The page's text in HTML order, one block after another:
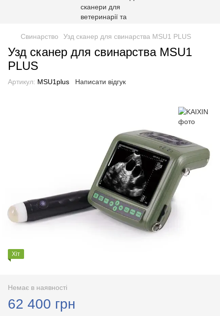
Свинарство Узд сканер для свинарства MSU1 PLUS
Узд сканер для свинарства MSU1
PLUS
Артикул: MSU1plus Написати відгук
Хіт
Немає в наявності
62 400 грн